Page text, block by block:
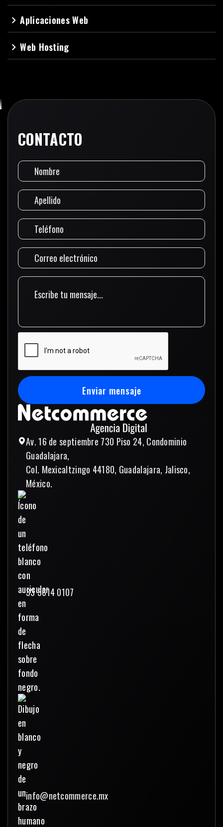
navigate_nextAplicaciones Web
navigate_nextWeb Hosting
Av. 16 de septiembre 730 Piso 24, Condominio
Guadalajara,
Col. Mexicaltzingo 44180, Guadalajara, Jalisco,
México.
33 3614 0107
info@netcommerce.mx
CONTACTO
Enviar mensaje
Enviar mensaje